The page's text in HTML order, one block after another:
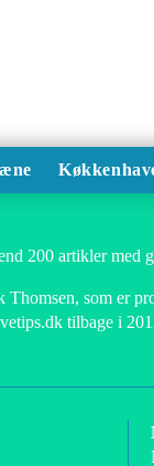
200 artikler med
som er
tilbage i